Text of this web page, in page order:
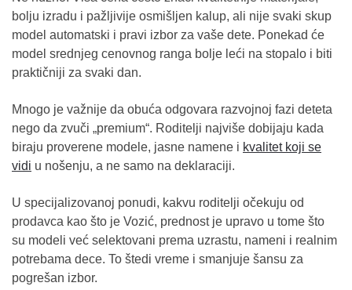
bolju izradu i pažljivije osmišljen kalup, ali nije svaki skup
model automatski i pravi izbor za vaše dete. Ponekad će
model srednjeg cenovnog ranga bolje leći na stopalo i biti
praktičniji za svaki dan.
Mnogo je važnije da obuća odgovara razvojnoj fazi deteta
nego da zvuči „premium“. Roditelji najviše dobijaju kada
biraju proverene modele, jasne namene i kvalitet koji se
vidi u nošenju, a ne samo na deklaraciji.
U specijalizovanoj ponudi, kakvu roditelji očekuju od
prodavca kao što je Vozić, prednost je upravo u tome što
su modeli već selektovani prema uzrastu, nameni i realnim
potrebama dece. To štedi vreme i smanjuje šansu za
pogrešan izbor.